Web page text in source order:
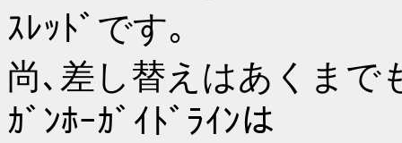
ｽﾚｯﾄﾞです｡
尚､差し替えはあくまで
ｶﾞﾝﾎｰｶﾞｲﾄﾞﾗｲﾝは